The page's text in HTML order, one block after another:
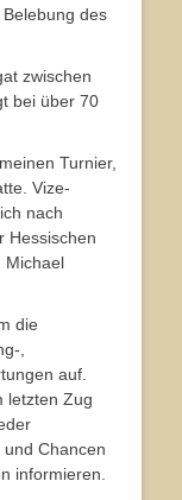
des
zwischen
bei über 70
Turnier,
Vize-
nach
Hessischen
Michael
die
,
auf.
letzten Zug
Chancen
informieren.